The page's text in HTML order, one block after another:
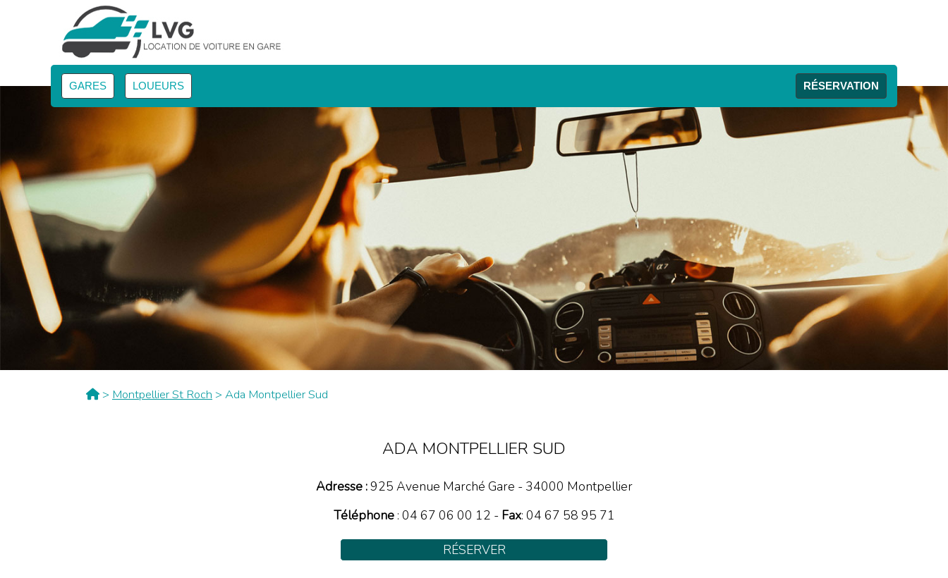
GARES LOUEURS RÉSERVATION
> Montpellier St Roch > Ada Montpellier Sud
ADA MONTPELLIER SUD
Adresse :925 Avenue Marché Gare - 34000 Montpellier
Téléphone: 04 67 06 00 12 - Fax: 04 67 58 95 71
RÉSERVER